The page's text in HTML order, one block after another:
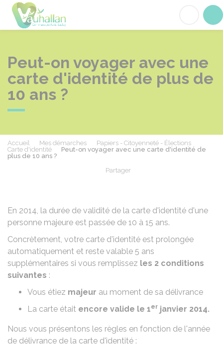
Peut-on voyager avec une
carte d'identité de plus de
10 ans ?
Accueil Mes démarches
Papiers - Citoyenneté - Élections
Carte d'identité
Peut-on voyager avec une carte d'identité de
plus de 10 ans ?
Partager
En 2014, la durée de validité de la carte d'identité d'une
personne majeure est passée de 10 à 15 ans.
Concrètement, votre carte d'identité est prolongée
automatiquement et reste valable 5 ans
supplémentaires si vous remplissez les 2 conditions
suivantes :
Vous étiez majeur au moment de sa délivrance
La carte était encore valide le 1er janvier 2014.
Nous vous présentons les règles en fonction de l'année
de délivrance de la carte d'identité :